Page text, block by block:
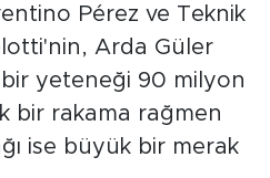
Pérez ve Teknik
Arda Güler
yeteneği 90 milyon
bir rakama rağmen
ise büyük bir merak